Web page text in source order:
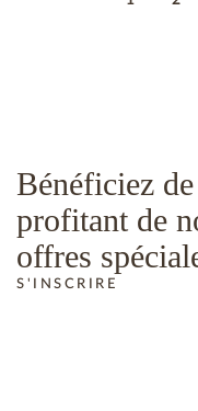
Bénéficiez
profitant de
offres
S'INSCRIRE